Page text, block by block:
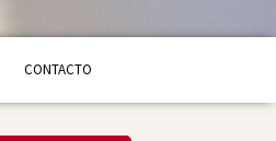
CONTACTO